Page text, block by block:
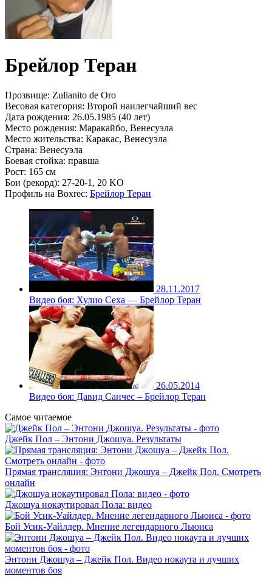
Брейлор Теран
Прозвище: Zulianito de Oro
Весовая категория: Второй наилегчайший вес
Дата рождения: 26.05.1985 (40 лет)
Место рождения: Маракайбо, Венесуэла
Место жительства: Каракас, Венесуэла
Страна: Венесуэла
Боевая стойка: правша
Рост: 165 см
Бои (рекорд): 27-20-1, 20 KO
Профиль на Boxrec: Брейлор Теран
28.11.2017
Видео боя: Хулио Сеха — Брейлор Теран
26.05.2014
Видео боя: Давид Санчес – Брейлор Теран
Самое читаемое
Джейк Пол – Энтони Джошуа. Результаты
Прямая трансляция: Энтони Джошуа – Джейк Пол. Смотреть
онлайн
Джошуа нокаутировал Пола: видео
Бой Усик-Уайлдер. Мнение легендарного Льюиса
Энтони Джошуа – Джейк Пол. Видео нокаута и лучших
моментов боя